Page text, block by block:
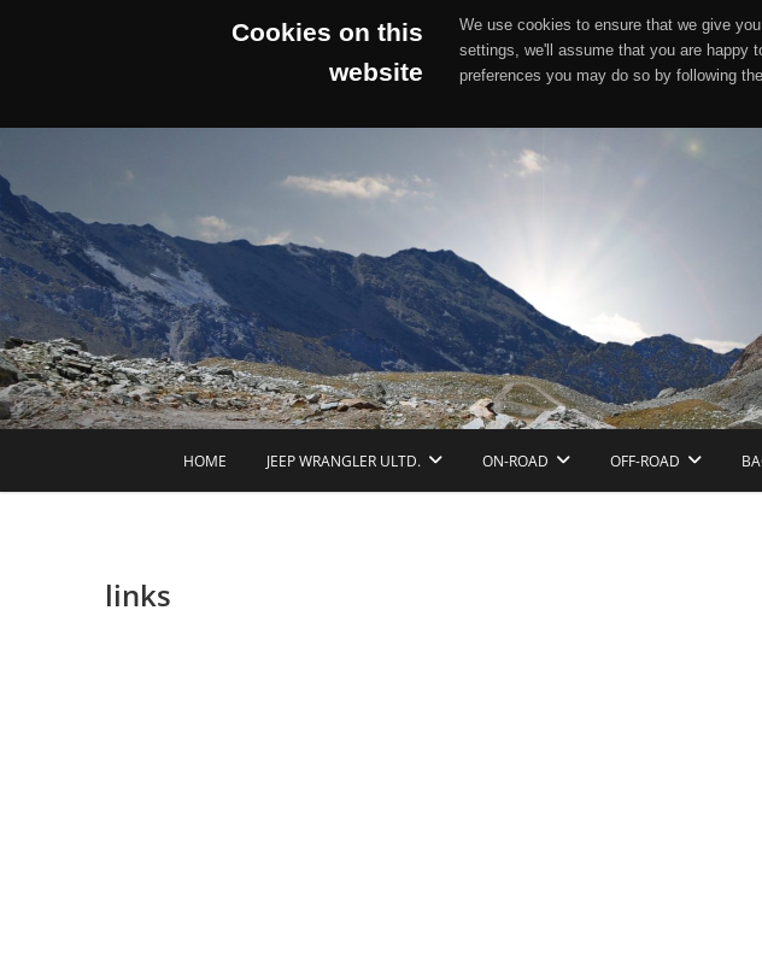
Cookies on this
website
We use cookies to ensure that we give
settings, we'll assume that you are happy
preferences you may do so by following
content
HOME JEEP WRANGLER ULTD. ON-ROAD OFF-ROAD
links